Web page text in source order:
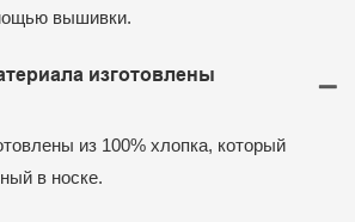
вышивки.
изготовлены
из 100% хлопка, который
в носке.